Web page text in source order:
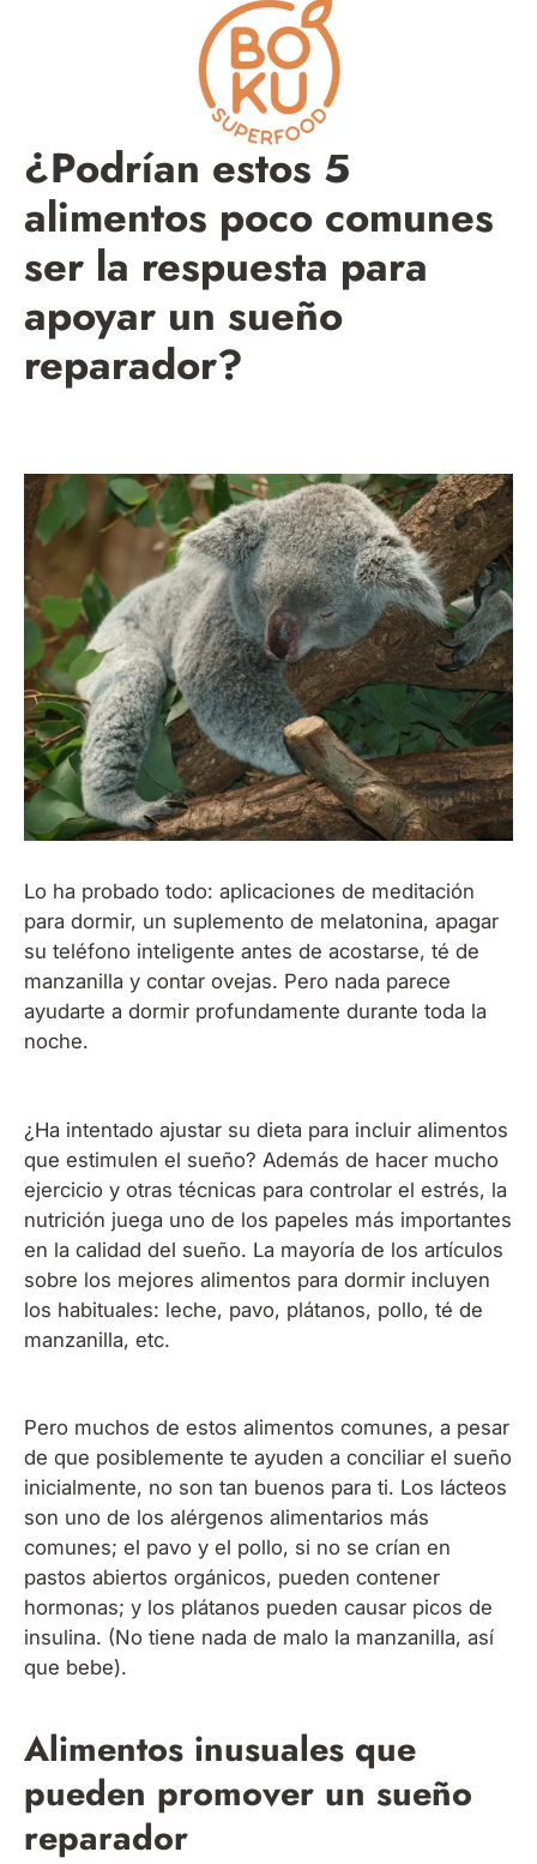
¿Podrían estos 5
alimentos poco comunes
ser la respuesta para
apoyar un sueño
reparador?
Lo ha probado todo: aplicaciones de meditación
para dormir, un suplemento de melatonina, apagar
su teléfono inteligente antes de acostarse, té de
manzanilla y contar ovejas. Pero nada parece
ayudarte a dormir profundamente durante toda la
noche.
¿Ha intentado ajustar su dieta para incluir alimentos
que estimulen el sueño? Además de hacer mucho
ejercicio y otras técnicas para controlar el estrés, la
nutrición juega uno de los papeles más importantes
en la calidad del sueño. La mayoría de los artículos
sobre los mejores alimentos para dormir incluyen
los habituales: leche, pavo, plátanos, pollo, té de
manzanilla, etc.
Pero muchos de estos alimentos comunes, a pesar
de que posiblemente te ayuden a conciliar el sueño
inicialmente, no son tan buenos para ti. Los lácteos
son uno de los alérgenos alimentarios más
comunes; el pavo y el pollo, si no se crían en
pastos abiertos orgánicos, pueden contener
hormonas; y los plátanos pueden causar picos de
insulina. (No tiene nada de malo la manzanilla, así
que bebe).
Alimentos inusuales que
pueden promover un sueño
reparador